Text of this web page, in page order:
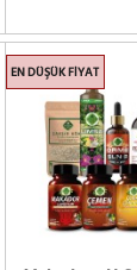
EN DÜŞÜK FIYAT